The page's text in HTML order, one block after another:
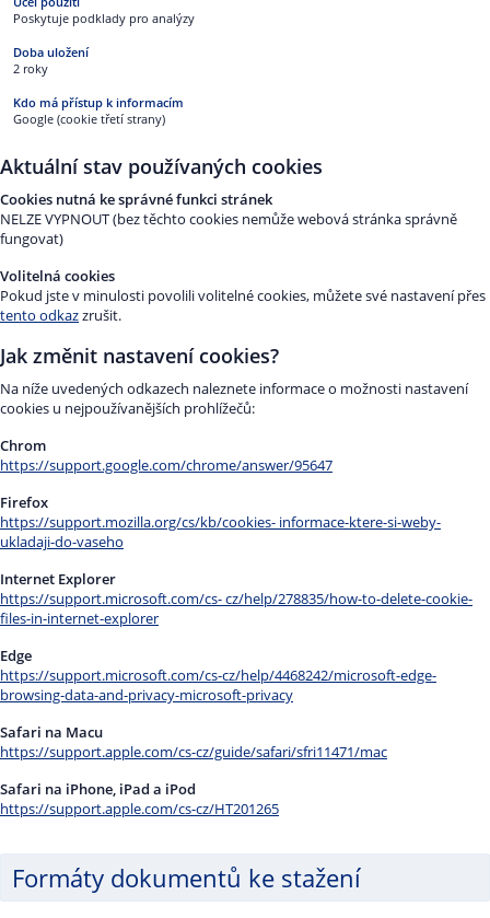
Poskytuje podklady pro analýzy
2 roky
Google (cookie třetí strany)
Aktuální stav používaných cookies
Cookies nutná ke správné funkci stránek
NELZE VYPNOUT (bez těchto cookies nemůže webová stránka správně
fungovat)
Volitelná cookies
Pokud jste v minulosti povolili volitelné cookies, můžete své nastavení přes
tento odkazzrušit.
Jak změnit nastavení cookies?
Na níže uvedených odkazech naleznete informace o možnosti nastavení
cookies u nejpoužívanějších prohlížečů:
Chrom
https://support.google.com/chrome/answer/95647
Firefox
https://support.mozilla.org/cs/kb/cookies- informace-ktere-si-weby-
ukladaji-do-vaseho
Internet Explorer
https://support.microsoft.com/cs- cz/help/278835/how-to-delete-cookie-
files-in-internet-explorer
Edge
https://support.microsoft.com/cs-cz/help/4468242/microsoft-edge-
browsing-data-and-privacy-microsoft-privacy
Safari na Macu
https://support.apple.com/cs-cz/guide/safari/sfri11471/mac
Safari na iPhone, iPad a iPod
https://support.apple.com/cs-cz/HT201265
Formáty dokumentů ke stažení